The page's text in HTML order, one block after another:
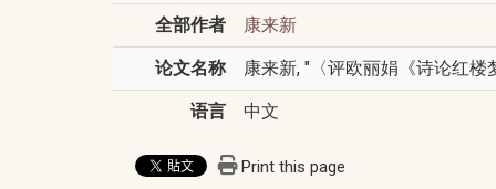
全部作者 康来新
论文名称 康来新, "〈评欧丽娟《诗论红
语言 中文
Print this page